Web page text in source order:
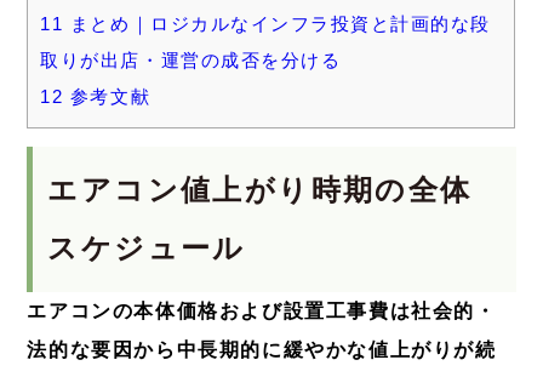
11
まとめ｜ロジカルなインフラ投資と計画的な段
取りが出店・運営の成否を分ける
12 参考文献
エアコン値上がり時期の全体
スケジュール
エアコンの本体価格および設置工事費は社会的・
法的な要因から中長期的に緩やかな値上がりが続